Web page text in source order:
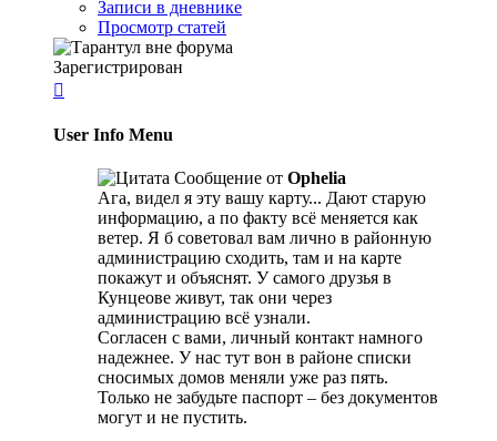
Записи в дневнике
Просмотр статей
Зарегистрирован

User Info Menu
Сообщение от Ophelia
Ага, видел я эту вашу карту... Дают старую
информацию, а по факту всё меняется как
ветер. Я б советовал вам лично в районную
администрацию сходить, там и на карте
покажут и объяснят. У самого друзья в
Кунцеове живут, так они через
администрацию всё узнали.
Согласен с вами, личный контакт намного
надежнее. У нас тут вон в районе списки
сносимых домов меняли уже раз пять.
Только не забудьте паспорт – без документов
могут и не пустить.